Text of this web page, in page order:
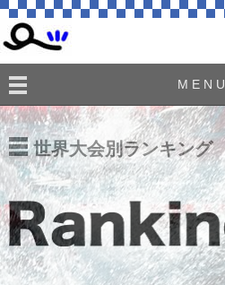
M E N U
世界大会別ランキング